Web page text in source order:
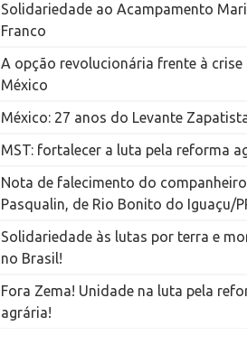
Solidariedade ao Acampamento
Franco
A opção revolucionária frente à crise
México
México: 27 anos do Levante
MST: fortalecer a luta pela reforma
Nota de falecimento do
Pasqualin, de Rio Bonito do Iguaçu/
Solidariedade às lutas por terra e
no Brasil!
Fora Zema! Unidade na luta pela
agrária!